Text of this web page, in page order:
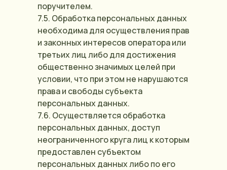
поручителем.
7.5. Обработка персональных данных
необходима для осуществления прав
и законных интересов оператора или
третьих лиц либо для достижения
общественно значимых целей при
условии, что при этом не нарушаются
права и свободы субъекта
персональных данных.
7.6. Осуществляется обработка
персональных данных, доступ
неограниченного круга лиц к которым
предоставлен субъектом
персональных данных либо по его